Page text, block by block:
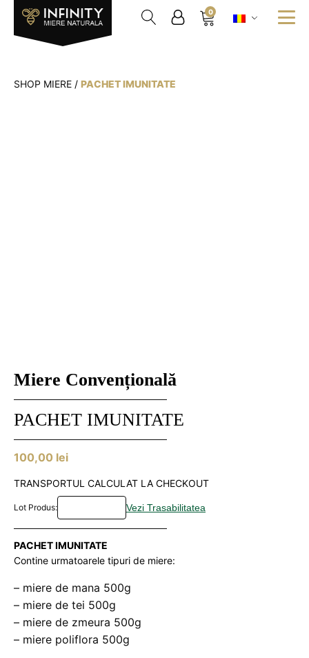
0
SHOP MIERE / PACHET IMUNITATE
Miere Convențională
PACHET IMUNITATE
100,00 lei
TRANSPORTUL CALCULAT LA CHECKOUT
Lot Produs:
PACHET IMUNITATE
Contine urmatoarele tipuri de miere:
– miere de mana 500g
– miere de tei 500g
– miere de zmeura 500g
– miere poliflora 500g